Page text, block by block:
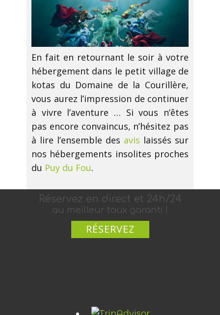
En fait en retournant le soir à votre
hébergement dans le petit village de
kotas du Domaine de la Courillère,
vous aurez l’impression de continuer
à vivre l’aventure … Si vous n’êtes
pas encore convaincus, n’hésitez pas
à lire l’ensemble des avis laissés sur
nos hébergements insolites proches
du Puy du Fou.
Réservez en di​rect et 24h​/2​​4
au meilleur taux garanti !
RÉSERVEZ